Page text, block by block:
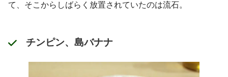
て、そこからしばらく放置されていたのは流石。
チンピン、島バナナ